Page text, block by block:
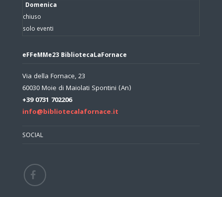
Domenica
chiuso
solo eventi
eFFeMMe23 BibliotecaLaFornace
Via della Fornace, 23
60030 Moie di Maiolati Spontini (An)
+39 0731 702206
info@bibliotecalafornace.it
SOCIAL